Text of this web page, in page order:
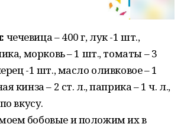
чечевица – 400 г, лук -1 шт.,
морковь – 1 шт., томаты – 3
-1 шт., масло оливковое – 1
кинза – 2 ст. л., паприка – 1 ч. л.,
вкусу.
бобовые и положим их в